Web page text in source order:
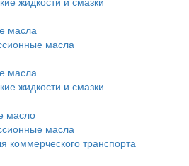
масла
масла
масла
жидкости и смазки
масло
масла
коммерческого транспорта